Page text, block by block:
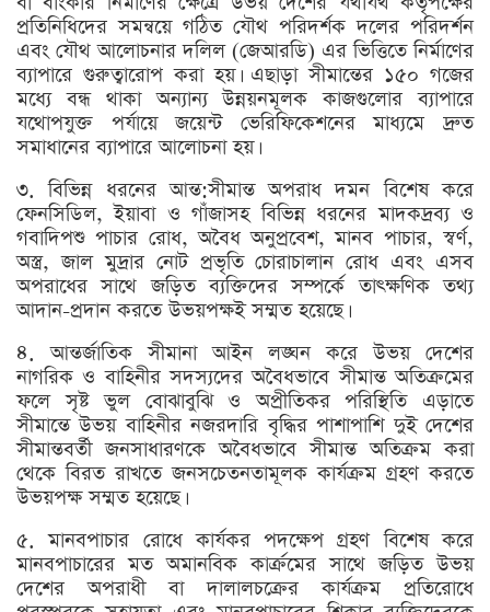
প্রতিনিধিদের সমন্বয়ে গঠিত যৌথ পরিদর্শক দলের পরিদর্শন
এবং যৌথ আলোচনার দলিল (জেআরডি) এর ভিত্তিতে নির্মাণের
ব্যাপারে গুরুত্বারোপ করা হয়। এছাড়া সীমান্তের ১৫০ গজের
মধ্যে বন্ধ থাকা অন্যান্য উন্নয়নমূলক কাজগুলোর ব্যাপারে
যথোপযুক্ত পর্যায়ে জয়েন্ট ভেরিফিকেশনের মাধ্যমে দ্রুত
সমাধানের ব্যাপারে আলোচনা হয়।
৩. বিভিন্ন ধরনের আন্ত:সীমান্ত অপরাধ দমন বিশেষ করে
ফেনসিডিল, ইয়াবা ও গাঁজাসহ বিভিন্ন ধরনের মাদকদ্রব্য ও
গবাদিপশু পাচার রোধ, অবৈধ অনুপ্রবেশ, মানব পাচার, স্বর্ণ,
অস্ত্র, জাল মুদ্রার নোট প্রভৃতি চোরাচালান রোধ এবং এসব
অপরাধের সাথে জড়িত ব্যক্তিদের সম্পর্কে তাৎক্ষণিক তথ্য
আদান-প্রদান করতে উভয়পক্ষই সম্মত হয়েছে।
৪. আন্তর্জাতিক সীমানা আইন লঙ্ঘন করে উভয় দেশের
নাগরিক ও বাহিনীর সদস্যদের অবৈধভাবে সীমান্ত অতিক্রমের
ফলে সৃষ্ট ভুল বোঝাবুঝি ও অপ্রীতিকর পরিস্থিতি এড়াতে
সীমান্তে উভয় বাহিনীর নজরদারি বৃদ্ধির পাশাপাশি দুই দেশের
সীমান্তবর্তী জনসাধারণকে অবৈধভাবে সীমান্ত অতিক্রম করা
থেকে বিরত রাখতে জনসচেতনতামূলক কার্যক্রম গ্রহণ করতে
উভয়পক্ষ সম্মত হয়েছে।
৫. মানবপাচার রোধে কার্যকর পদক্ষেপ গ্রহণ বিশেষ করে
মানবপাচারের মত অমানবিক কার্ক্রমের সাথে জড়িত উভয়
দেশের অপরাধী বা দালালচক্রের কার্যক্রম প্রতিরোধে